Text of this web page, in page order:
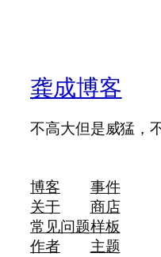
龚成博客
不高大但是威猛，
博客
关于
常见问题
作者
事件
商店
样板
主题